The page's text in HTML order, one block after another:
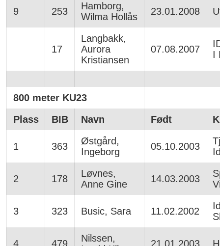
9 253
Hamborg,
Wilma Hollås
23.01.2008
17
Langbakk,
Aurora
Kristiansen
07.08.2007
I
800 meter KU23
Plass
BIB Navn Født
1 363
Østgård,
Ingeborg
05.10.2003
2 178
Løvnes,
Anne Gine
14.03.2003
3 323 Busic, Sara 11.02.2002
4 479
Nilssen,
21.01.2003